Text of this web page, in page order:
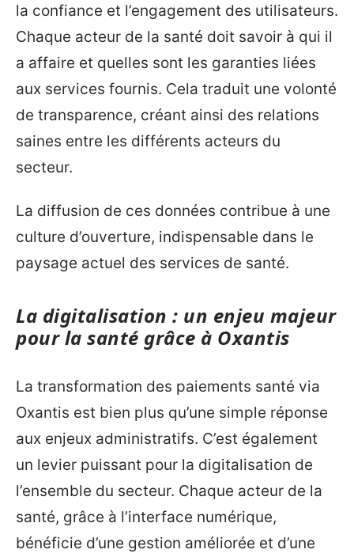
la confiance et l’engagement des utilisateurs.
Chaque acteur de la santé doit savoir à qui il
a affaire et quelles sont les garanties liées
aux services fournis. Cela traduit une volonté
de transparence, créant ainsi des relations
saines entre les différents acteurs du
secteur.
La diffusion de ces données contribue à une
culture d’ouverture, indispensable dans le
paysage actuel des services de santé.
La digitalisation : un enjeu majeur
pour la santé grâce à Oxantis
La transformation des paiements santé via
Oxantis est bien plus qu’une simple réponse
aux enjeux administratifs. C’est également
un levier puissant pour la digitalisation de
l’ensemble du secteur. Chaque acteur de la
santé, grâce à l’interface numérique,
bénéficie d’une gestion améliorée et d’une